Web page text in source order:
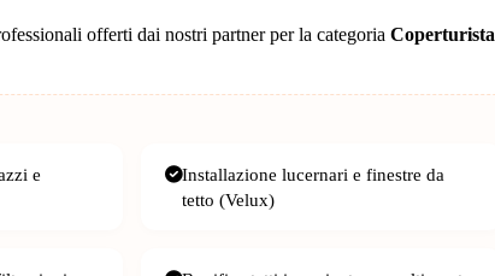
offerti dai nostri partner per la categoria Coperturista
e
Installazione lucernari e finestre da
tetto (Velux)